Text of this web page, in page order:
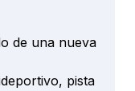
de una nueva
pista